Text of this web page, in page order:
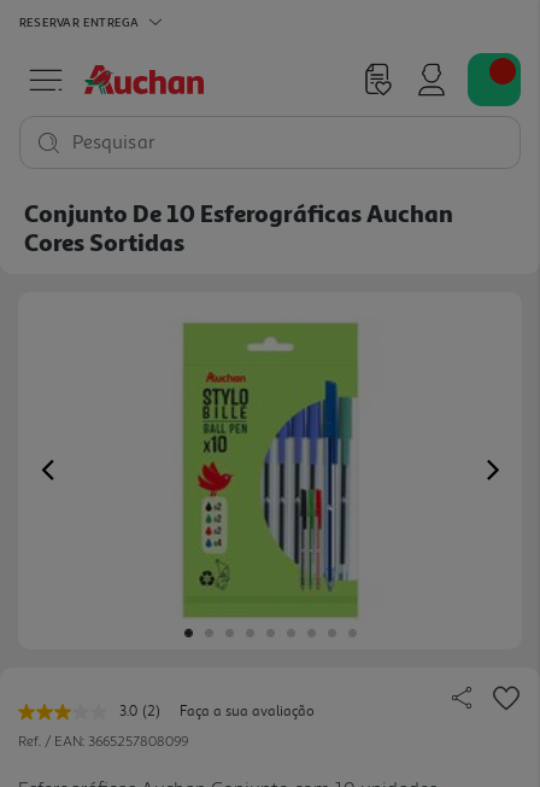
RESERVAR ENTREGA
Pesquisar
Conjunto De 10 Esferográficas Auchan
Cores Sortidas
Previous
3.0 Leu
2
Link
(2)
Faça a sua avaliação
Ref. / EAN: 3665257808099